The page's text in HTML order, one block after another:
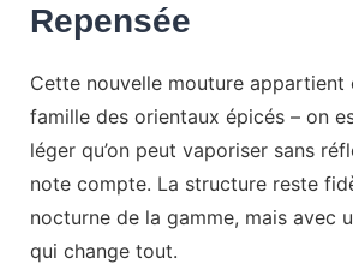
Repensée
Cette nouvelle mouture appartient
famille des orientaux épicés – on
léger qu’on peut vaporiser sans
note compte. La structure reste
nocturne de la gamme, mais avec
qui change tout.